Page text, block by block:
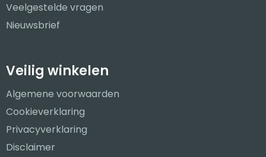
Veelgestelde vragen
Nieuwsbrief
Veilig winkelen
Algemene voorwaarden
Cookieverklaring
Privacyverklaring
Disclaimer